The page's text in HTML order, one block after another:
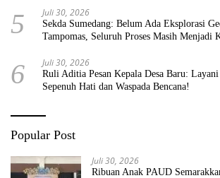
5 Juli 30, 2026
Sekda Sumedang: Belum Ada Eksplorasi
Tampomas, Seluruh Proses Masih Menjadi
6 Juli 30, 2026
Ruli Aditia Pesan Kepala Desa Baru: Layani
Sepenuh Hati dan Waspada Bencana!
Popular Post
Juli 30, 2026
Ribuan Anak PAUD